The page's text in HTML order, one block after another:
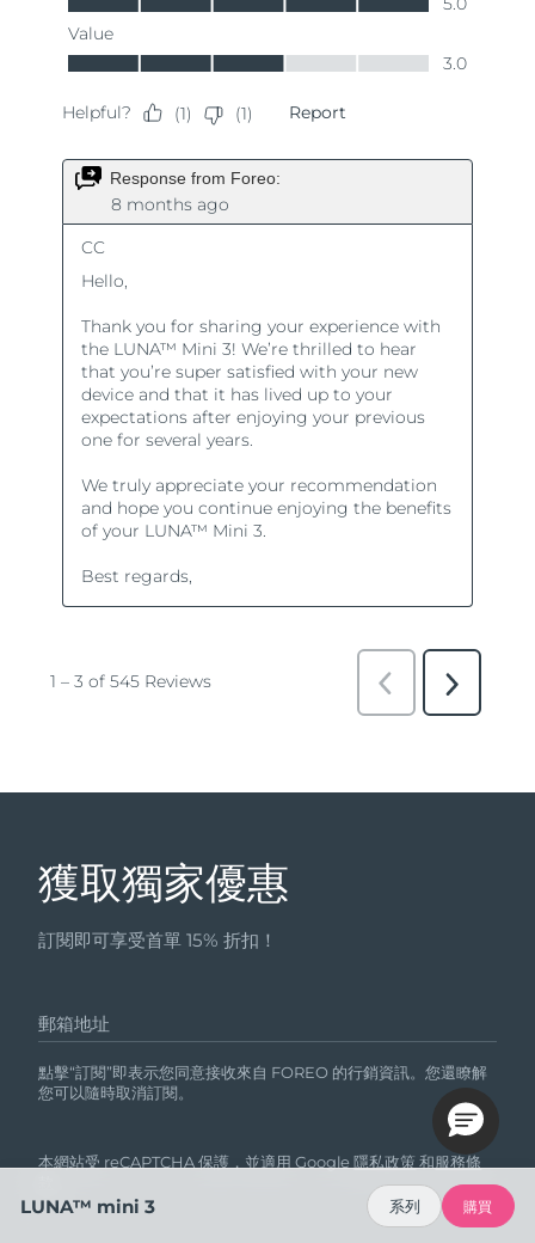
獲取獨家優惠
訂閱即可享受首單 15% 折扣！
郵箱地址
點擊“訂閱”即表示您同意接收來自 FOREO 的行銷資訊。您還瞭解
您可以隨時取消訂閱。
本網站受 reCAPTCHA 保護，並適用 Google隱私政策 和服務條
LUNA™ mini 3 系列 購買